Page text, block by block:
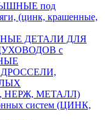
под
(цинк, крашенные,
ДЕТАЛИ ДЛЯ
с
НЕРЖ, МЕТАЛЛ)
систем (ЦИНК,